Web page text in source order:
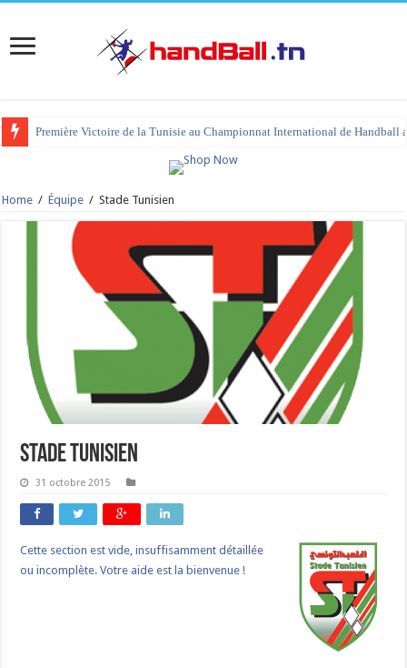
tournoi international Hammamet 2023 : programme et liste des joueurs
Home / Équipe / Stade Tunisien
Stade Tunisien
31 octobre 2015
Cette section est vide, insuffisamment détaillée
ou incomplète. Votre aide est la bienvenue !